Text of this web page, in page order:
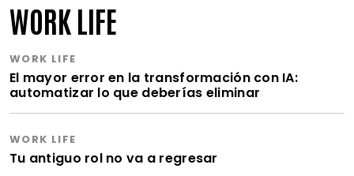
WORK LIFE
WORK LIFE
El mayor error en la transformación con IA:
automatizar lo que deberías eliminar
WORK LIFE
Tu antiguo rol no va a regresar